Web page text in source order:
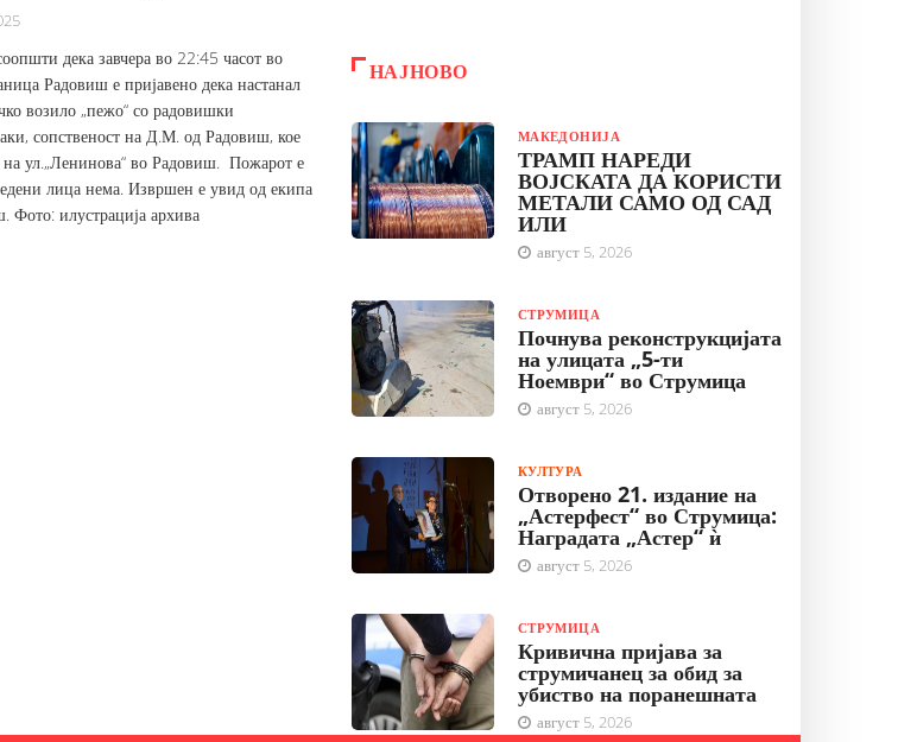
дека завчера во 22:45 часот во
Радовиш е пријавено дека настанал
возило „пежо“ со радовишки
сопственост на Д.М. од Радовиш, кое
ул.„Ленинова“ во Радовиш. Пожарот е
лица нема. Извршен е увид од екипа
илустрација архива
НАЈНОВО
МАКЕДОНИЈА
ТРАМП НАРЕДИ
ВОЈСКАТА ДА КОРИСТИ
МЕТАЛИ САМО ОД САД
ИЛИ
август 5, 2026
СТРУМИЦА
Почнува реконструкцијата
на улицата „5-ти
Ноември“ во Струмица
август 5, 2026
КУЛТУРА
Отворено 21. издание на
„Астерфест“ во Струмица:
Наградата „Астер“ ѝ
август 5, 2026
СТРУМИЦА
Кривична пријава за
струмичанец за обид за
убиство на поранешната
август 5, 2026